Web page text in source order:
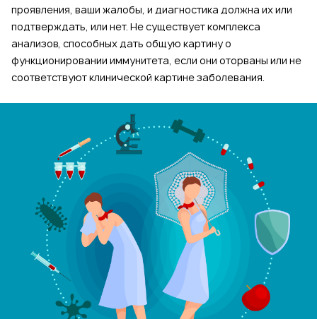
проявления, ваши жалобы, и диагностика должна их или
подтверждать, или нет. Не существует комплекса
анализов, способных дать общую картину о
функционировании иммунитета, если они оторваны или не
соответствуют клинической картине заболевания.